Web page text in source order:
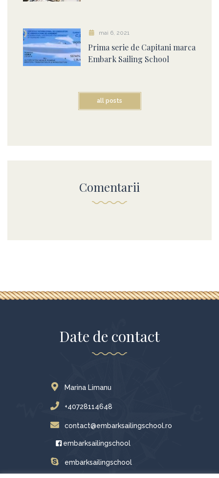
mai 6, 2021
Prima serie de Capitani marca
Embark Sailing School
all posts
Comentarii
Date de contact
Marina Limanu
+40728114648
contact@embarksailingschool.ro
embarksailingschool
embarksailingschool